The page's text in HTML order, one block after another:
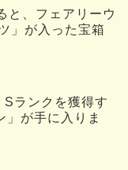
と、フェアリーウ
」が入った宝箱
ランクを獲得す
」が手に入りま